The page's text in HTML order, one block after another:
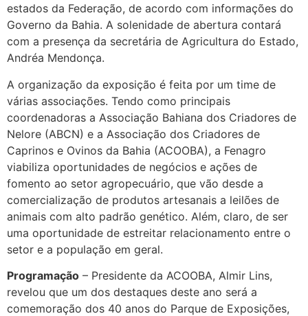
estados da Federação, de acordo com informações do
Governo da Bahia. A solenidade de abertura contará
com a presença da secretária de Agricultura do Estado,
Andréa Mendonça.
A organização da exposição é feita por um time de
várias associações. Tendo como principais
coordenadoras a Associação Bahiana dos Criadores de
Nelore (ABCN) e a Associação dos Criadores de
Caprinos e Ovinos da Bahia (ACOOBA), a Fenagro
viabiliza oportunidades de negócios e ações de
fomento ao setor agropecuário, que vão desde a
comercialização de produtos artesanais a leilões de
animais com alto padrão genético. Além, claro, de ser
uma oportunidade de estreitar relacionamento entre o
setor e a população em geral.
Programação – Presidente da ACOOBA, Almir Lins,
revelou que um dos destaques deste ano será a
comemoração dos 40 anos do Parque de Exposições,